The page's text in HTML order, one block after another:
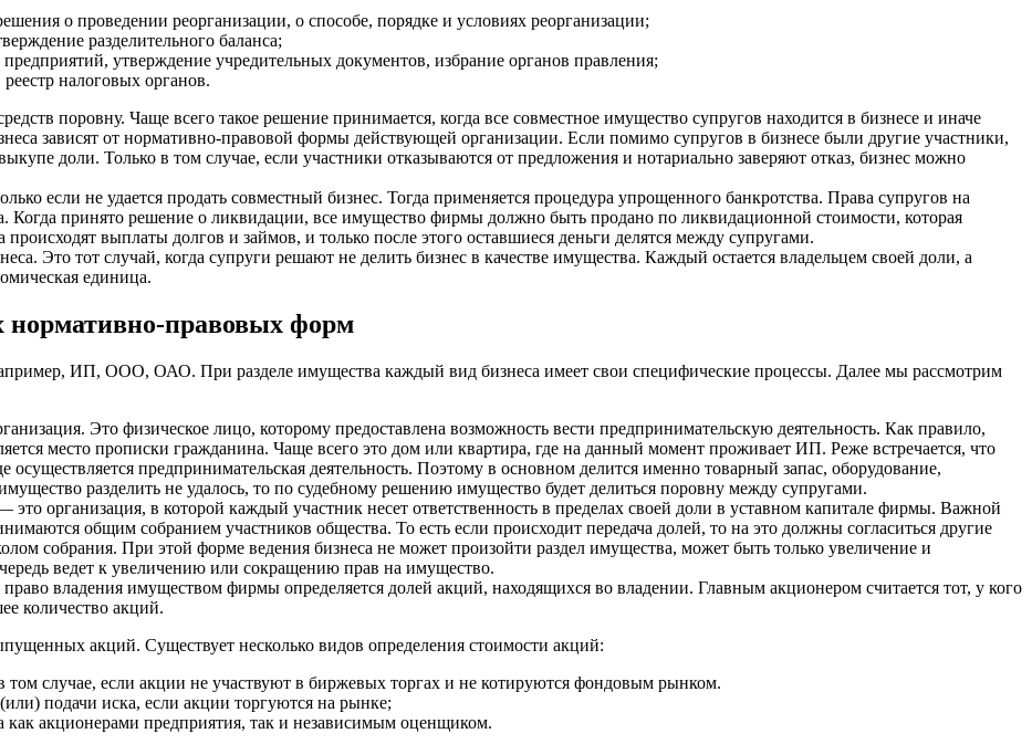
о проведении реорганизации, о способе, порядке и условиях реорганизации;
разделительного баланса;
утверждение учредительных документов, избрание органов правления;
налоговых органов.
поровну. Чаще всего такое решение принимается, когда все совместное имущество супругов находится в бизнесе и иначе
зависят от нормативно-правовой формы действующей организации. Если помимо супругов в бизнесе были другие участники,
доли. Только в том случае, если участники отказываются от предложения и нотариально заверяют отказ, бизнес можно
если не удается продать совместный бизнес. Тогда применяется процедура упрощенного банкротства. Права супругов на
Когда принято решение о ликвидации, все имущество фирмы должно быть продано по ликвидационной стоимости, которая
выплаты долгов и займов, и только после этого оставшиеся деньги делятся между супругами.
Это тот случай, когда супруги решают не делить бизнес в качестве имущества. Каждый остается владельцем своей доли, а
единица.
нормативно-правовых форм
ИП, ООО, ОАО. При разделе имущества каждый вид бизнеса имеет свои специфические процессы. Далее мы рассмотрим
Это физическое лицо, которому предоставлена возможность вести предпринимательскую деятельность. Как правило,
место прописки гражданина. Чаще всего это дом или квартира, где на данный момент проживает ИП. Реже встречается, что
предпринимательская деятельность. Поэтому в основном делится именно товарный запас, оборудование,
разделить не удалось, то по судебному решению имущество будет делиться поровну между супругами.
организация, в которой каждый участник несет ответственность в пределах своей доли в уставном капитале фирмы. Важной
общим собранием участников общества. То есть если происходит передача долей, то на это должны согласиться другие
собрания. При этой форме ведения бизнеса не может произойти раздел имущества, может быть только увеличение и
ведет к увеличению или сокращению прав на имущество.
владения имуществом фирмы определяется долей акций, находящихся во владении. Главным акционером считается тот, у кого
количество акций.
акций. Существует несколько видов определения стоимости акций:
том случае, если акции не участвуют в биржевых торгах и не котируются фондовым рынком.
подачи иска, если акции торгуются на рынке;
как акционерами предприятия, так и независимым оценщиком.